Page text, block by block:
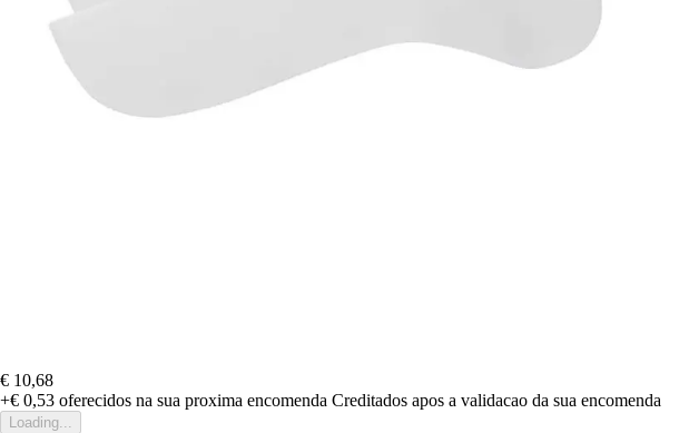
€ 10,68
+€ 0,53 oferecidos na sua proxima encomenda Creditados apos a validacao da sua encomenda
Loading...